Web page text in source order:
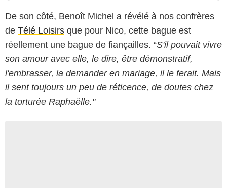
De son côté, Benoît Michel a révélé à nos confrères
de Télé Loisirs que pour Nico, cette bague est
réellement une bague de fiançailles. “S'il pouvait vivre
son amour avec elle, le dire, être démonstratif,
l'embrasser, la demander en mariage, il le ferait. Mais
il sent toujours un peu de réticence, de doutes chez
la torturée Raphaëlle."